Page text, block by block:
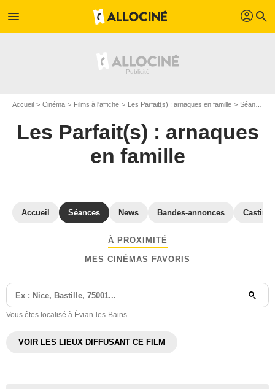
menu profil search
Accueil Cinéma Films à l'affiche Les Parfait(s) : arnaques en famille Séances "Les Parfait(s) : arnaques en famille" Haute-Savoie
Les Parfait(s) : arnaques
en famille
Accueil Séances News Bandes-annonces Casting
À PROXIMITÉ
MES CINÉMAS FAVORIS
Vous êtes localisé à Évian-les-Bains
VOIR LES LIEUX DIFFUSANT CE FILM